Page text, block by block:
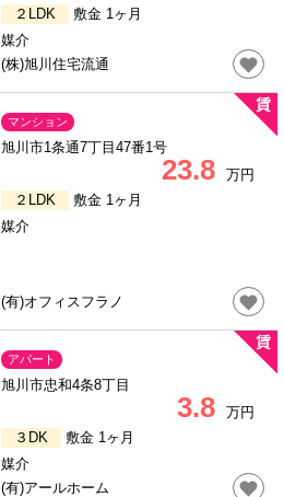
２LDK
敷金 1ヶ月
媒介
(株)旭川住宅流通
マンション
旭川市1条通7丁目47番1号
23.8
万円
２LDK
敷金 1ヶ月
媒介
(有)オフィスフラノ
アパート
旭川市忠和4条8丁目
3.8
万円
３DK
敷金 1ヶ月
媒介
(有)アールホーム